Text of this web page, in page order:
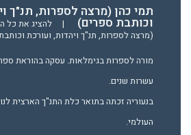
תמי כהן (מרצה לספרות, תנ"ך
וכותבת ספרים) |
להציג את כל
(מרצה לספרות, תנ"ך ויהדות, ועורכת
מורה לספרות בגימלאות. עסקה בהוראת
עשרות שנים.
בנעוריה זכתה בתואר כלת התנ"ך הארצית
העולמי.